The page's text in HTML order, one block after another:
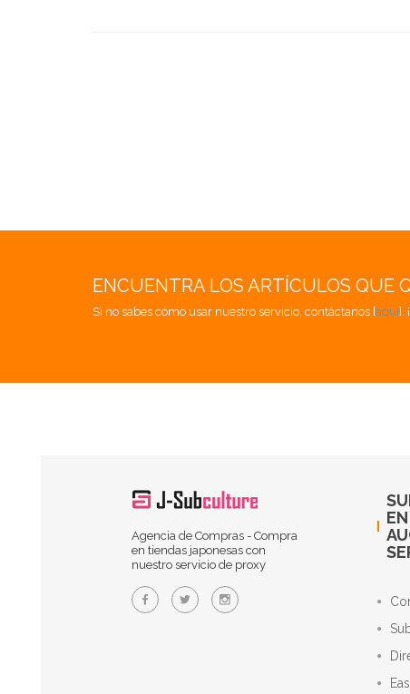
ENCUENTRA LOS ARTÍCULOS QUE
Si no sabes cómo usar nuestro servicio, contáctanos [aquí].
Agencia de Compras - Compra
en tiendas japonesas con
nuestro servicio de proxy